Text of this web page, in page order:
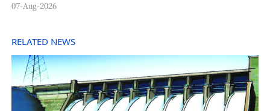
07-Aug-2026
RELATED NEWS